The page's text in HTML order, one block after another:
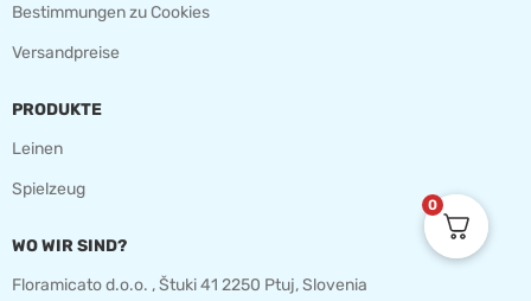
Bestimmungen zu Cookies
Versandpreise
PRODUKTE
Leinen
Spielzeug
WO WIR SIND?
Floramicato d.o.o. , Štuki 41 2250 Ptuj, Slovenia
0